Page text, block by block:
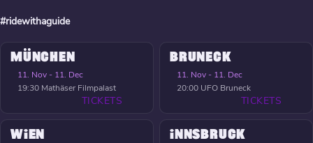
#ridewithaguide
MÜNCHEN
11. Nov - 11. Dec
19:30 Mathäser Filmpalast
TICKETS
BRUNECK
11. Nov - 11. Dec
20:00 UFO Bruneck
TICKETS
WIEN INNSBRUCK